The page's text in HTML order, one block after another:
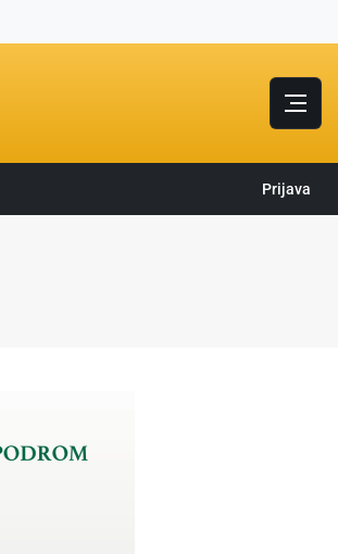
Prijava